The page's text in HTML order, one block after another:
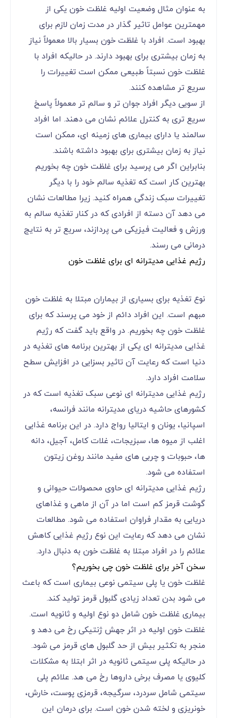
به عنوان مثال وضعیت اولیه غلظت خون یکی از
مهمترین عوامل تاثیر گذار در مدت زمان لازم برای
بهبود است. افراد با غلظت خون بسیار بالا معمولاً نیاز
به زمان بیشتری برای بهبود دارند. در حالیکه افراد با
غلظت خون نسبتاً طبیعی ممکن است تغییرات را
سریع تر مشاهده کنند.
از سویی دیگر افراد جوان تر و سالم تر معمولاً پاسخ
سریع تری به کنترل علائم نشان می دهند. اما افراد
سالمند یا دارای بیماری های زمینه ای، ممکن است
نیاز به زمان بیشتری برای بهبود داشته باشند.
بنابراین اگر می پرسید برای غلظت خون چه بخوریم
بهترین کار است که تغذیه سالم خود را با دیگر
تغییرات سبک زندگی همراه کنید. زیرا مطالعات نشان
می دهد آن دسته از افرادی که در کنار تغذیه سالم به
ورزش و فعالیت فیزیکی می پردازند، سریع تر به نتایج
درمانی می رسند.
رژیم غذایی مدیترانه ای برای غلظت خون
نوع تغذیه برای بسیاری از بیماران مبتلا به غلظت خون
مبهم است. این افراد دائم از خود می پرسند که برای
غلظت خون چه بخوریم. در واقع باید گفت که رژیم
غذایی مدیترانه ای یکی از بهترین برنامه های تغذیه در
دنیا است که رعایت آن تاثیر بسزایی در افزایش سطح
سلامت افراد دارد.
رژیم غذایی مدیترانه ای نوعی سبک تغذیه است که در
کشورهای حاشیه دریای مدیترانه مانند فرانسه،
اسپانیا، یونان و ایتالیا رواج دارد. در این برنامه غذایی
اغلب از میوه ها، سبزیجات، غلات کامل، آجیل، دانه
ها، حبوبات و چربی های مفید مانند روغن زیتون
استفاده می شود.
رژیم غذایی مدیترانه ای حاوی محصولات حیوانی و
گوشت قرمز کم است اما در آن از ماهی و غذاهای
دریایی به مقدار فراوان استفاده می شود. مطالعات
نشان می دهد که رعایت این نوع رژیم غذایی کاهش
علائم را در افراد مبتلا به غلظت خون به دنبال دارد.
سخن آخر برای غلظت خون چی بخوریم؟
غلظت خون یا پلی سیتمی نوعی بیماری است که باعث
می شود بدن تعداد زیادی گلبول قرمز تولید کند.
بیماری غلظت خون شامل دو نوع اولیه و ثانویه است.
غلظت خون اولیه در اثر جهش ژنتیکی رخ می دهد و
منجر به تکثیر بیش از حد گلبول های قرمز می شود.
در حالیکه پلی سیتمی ثانویه در اثر ابتلا به مشکلات
کلیوی یا مصرف برخی داروها رخ می هد. علائم پلی
سیتمی شامل سردرد، سرگیجه، قرمزی پوست، خارش،
خونریزی و لخته شدن خون است. برای درمان این